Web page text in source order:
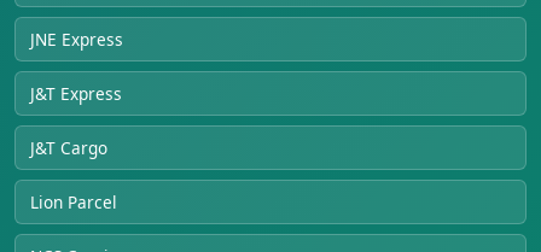
JNE Express
J&T Express
J&T Cargo
Lion Parcel